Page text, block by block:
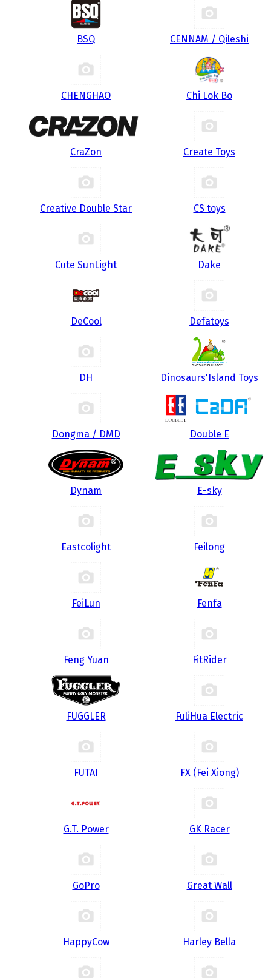
BSQ CENNAM / Qileshi
CHENGHAO Chi Lok Bo
CraZon Create Toys
Creative Double Star CS toys
Cute SunLight Dake
DeCool Defatoys
DH Dinosaurs'Island Toys
Dongma / DMD Double E
Dynam E-sky
Eastcolight Feilong
FeiLun Fenfa
Feng Yuan FitRider
FUGGLER FuliHua Electric
FUTAI FX (Fei Xiong)
G.T. Power GK Racer
GoPro Great Wall
HappyCow Harley Bella